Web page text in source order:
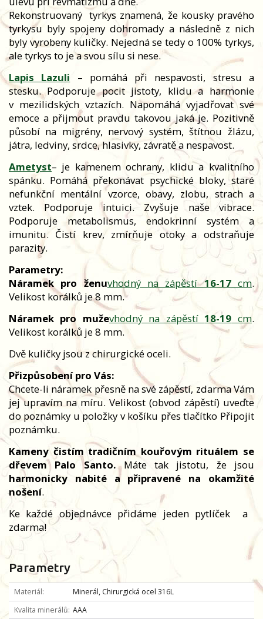
Rekonstruovaný tyrkys znamená, že kousky pravého
tyrkysu byly spojeny dohromady a následně z nich
byly vyrobeny kuličky. Nejedná se tedy o 100% tyrkys,
ale tyrkys to je a svou sílu si nese.
Lapis Lazuli – pomáhá při nespavosti, stresu a
stesku. Podporuje pocit jistoty, klidu a harmonie
v mezilidských vztazích. Napomáhá vyjadřovat své
emoce a přijmout pravdu takovou jaká je. Pozitivně
působí na migrény, nervový systém, štítnou žlázu,
játra, ledviny, srdce, hlasivky, závratě a nespavost.
Ametyst– je kamenem ochrany, klidu a kvalitního
spánku. Pomáhá překonávat psychické bloky, staré
nefunkční mentální vzorce, obavy, zlobu, strach a
vztek. Podporuje intuici. Zvyšuje naše vibrace.
Podporuje metabolismus, endokrinní systém a
imunitu. Čistí krev, zmírňuje otoky a odstraňuje
parazity.
Parametry:
Náramek pro ženuvhodný na zápěstí16-17cm.
Velikost korálků je 8 mm.
Náramek pro muževhodný na zápěstí18-19 cm.
Velikost korálků je 8 mm.
Dvě kuličky jsou z chirurgické oceli.
Přizpůsobení pro Vás:
Chcete-li náramek přesně na své zápěstí, zdarma Vám
jej upravím na míru. Velikost (obvod zápěstí) uveďte
do poznámky u položky v košíku přes tlačítko Připojit
poznámku.
Kameny čistím tradičním kouřovým rituálem se
dřevem Palo Santo.Máte tak jistotu, že jsou
harmonicky nabité a připravené na okamžité
nošení.
Ke každé objednávce přidáme jeden pytlíček
a
zdarma!
Parametry
Materiál
Minerál, Chirurgická ocel 316L
Kvalita minerálů AAA